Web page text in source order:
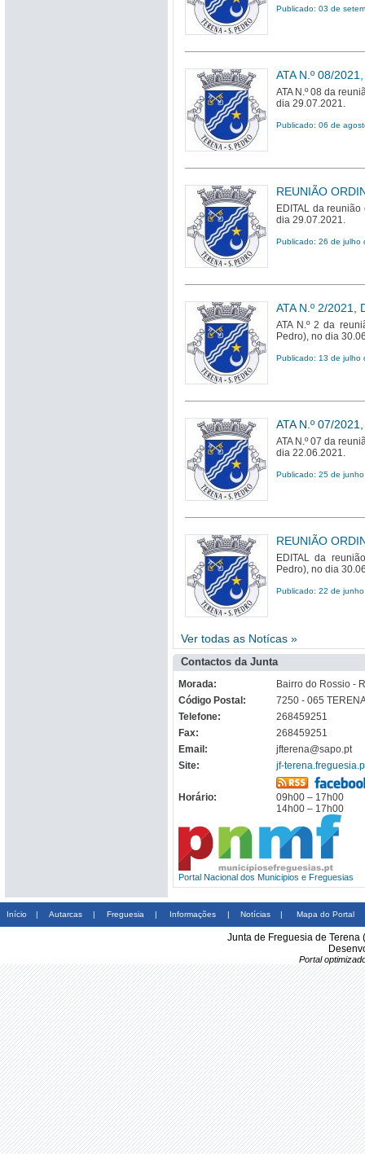
Publicado: 03 de
ATA N.º 08/
ATA N.º 08 da
dia 29.07.2021.
Publicado: 06 de
REUNIÃO
EDITAL da
dia 29.07.2021.
Publicado: 26 de julho
ATA N.º 2/2021,
ATA N.º 2 da
Pedro), no dia
Publicado: 13 de julho
ATA N.º 07/
ATA N.º 07 da
dia 22.06.2021.
Publicado: 25 de
REUNIÃO
EDITAL da
Pedro), no dia
Publicado: 22 de
Ver todas as Notícas »
Contactos da Junta
Morada:
Bairro do Rossio -
Código Postal:
7250 - 065
Telefone:
268459251
Fax:
268459251
Email:
jfterena@sapo.pt
Site:
jf-
Horário:
09h00 – 17h00
14h00 – 17h00
Portal Nacional dos Municipios e Freguesias
Início | Autarcas | Freguesia | Informações | Notícias | Mapa do Portal
Junta de Freguesia de
Portal